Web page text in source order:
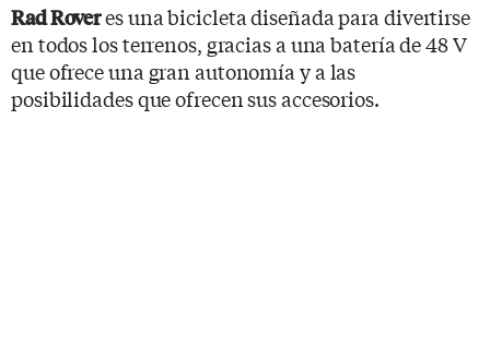
Rad Roveres una bicicleta diseñada para divertirse
en todos los terrenos, gracias a una batería de 48 V
que ofrece una gran autonomía y a las
posibilidades que ofrecen sus accesorios.